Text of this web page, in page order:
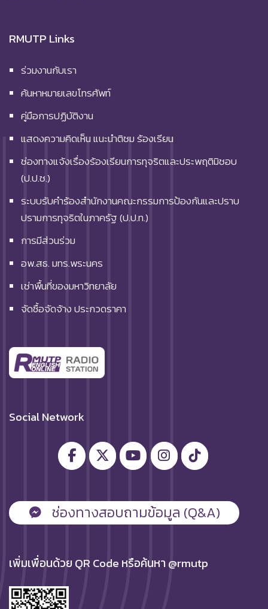
RMUTP Links
ร่วมงานกับเรา
ค้นหาหมายเลขโทรศัพท์
คู่มือการปฏิบัติงาน
แสดงความคิดเห็น แนะนำติชม ร้องเรียน
ช่องทางแจ้งเรื่องร้องเรียนการทุจริตและประพฤติมิชอบ
(ป.ป.ช.)
ระบบรับคำร้องสำนักงานคณะกรรมการป้องกันและปราบ
ปรามการทุจริตในภาครัฐ (ป.ป.ท.)
การมีส่วนร่วม
อพ.สธ. มทร.พระนคร
เช่าพื้นที่ของมหาวิทยาลัย
จัดซื้อจัดจ้าง ประกวดราคา
Social Network
ช่องทางสอบถามข้อมูล (Q&A)
เพิ่มเพื่อนด้วย QR Code หรือค้นหา @rmutp